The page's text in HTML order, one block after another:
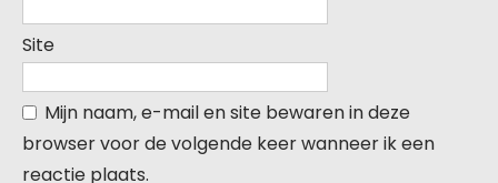
Site
Mijn naam, e-mail en site bewaren in deze
browser voor de volgende keer wanneer ik een
reactie plaats.